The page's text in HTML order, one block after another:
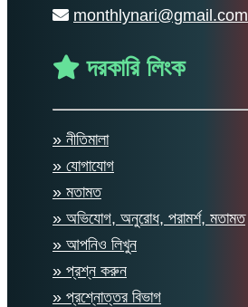
monthlynari@gmail.com
দরকারি লিংক
» নীতিমালা
» যোগাযোগ
» মতামত
» অভিযোগ, অনুরোধ, পরামর্শ, মতামত
» আপনিও লিখুন
» প্রশ্ন করুন
» প্রশ্নোত্তর বিভাগ